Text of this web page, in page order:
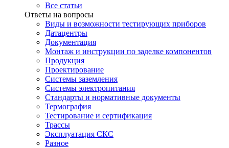
Все статьи
Ответы на вопросы
Виды и возможности тестирующих приборов
Датацентры
Документация
Монтаж и инструкции по заделке компонентов
Продукция
Проектирование
Системы заземления
Системы электропитания
Стандарты и нормативные документы
Термография
Тестирование и сертификация
Трассы
Эксплуатация СКС
Разное